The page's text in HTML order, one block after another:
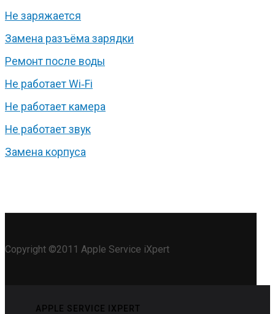
Не заряжается
Замена разъёма зарядки
Ремонт после воды
Не работает Wi‑Fi
Не работает камера
Не работает звук
Замена корпуса
Copyright ©2011 Apple Service iXpert
APPLE SERVICE IXPERT